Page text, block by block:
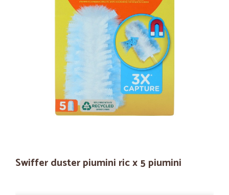
Swiffer duster piumini ric x 5 piumini